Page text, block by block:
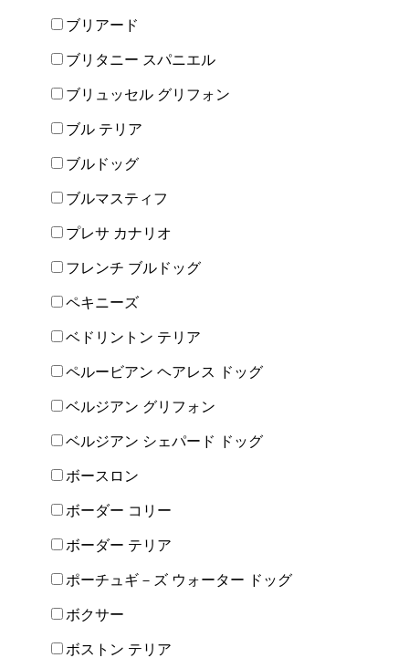
ブリアード
ブリタニー スパニエル
ブリュッセル グリフォン
ブル テリア
ブルドッグ
ブルマスティフ
プレサ カナリオ
フレンチ ブルドッグ
ペキニーズ
ベドリントン テリア
ペルービアン ヘアレス ドッグ
ベルジアン グリフォン
ベルジアン シェパード ドッグ
ボースロン
ボーダー コリー
ボーダー テリア
ポーチュギ－ズ ウォーター ドッグ
ボクサー
ボストン テリア